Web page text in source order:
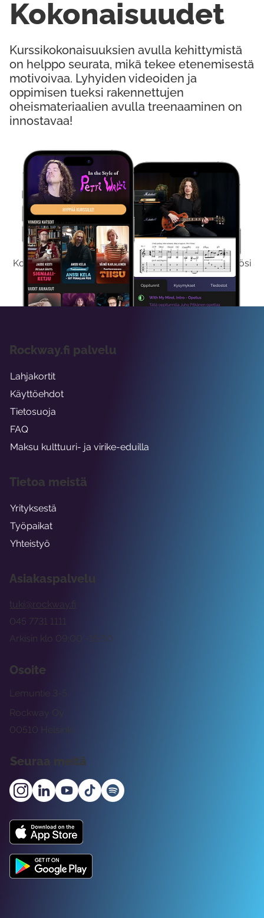
Kokeile Ilmaiseksi
Kokeilemalla ilmaiseksi saat koko sisältömme käyttöösi
viikon ajaksi.
Kurssikokonaisuuksien avulla kehittymistä
on helppo seurata, mikä tekee etenemisestä
motivoivaa. Lyhyiden videoiden ja
oppimisen tueksi rakennettujen
oheismateriaalien avulla treenaaminen on
innostavaa!
Kokonaisuudet
Asiakaspalvelu
tuki@rockway.fi
Arkisin klo 09:00 -15:00
045 7731 1111
Osoite
Rockway Oy
Lemuntie 3-5
00510 Helsinki
Seuraa meitä
Rockway.fi palvelu
Lahjakortit
Käyttöehdot
Tietosuoja
FAQ
Maksu kulttuuri- ja virike-eduilla
Tietoa meistä
Yrityksestä
Työpaikat
Yhteistyö